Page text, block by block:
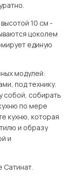
10 см -
цоколем
единую
модулей:
под технику.
собой, собирать
по мере
кухню, которая
и образу
и
Сатинат.